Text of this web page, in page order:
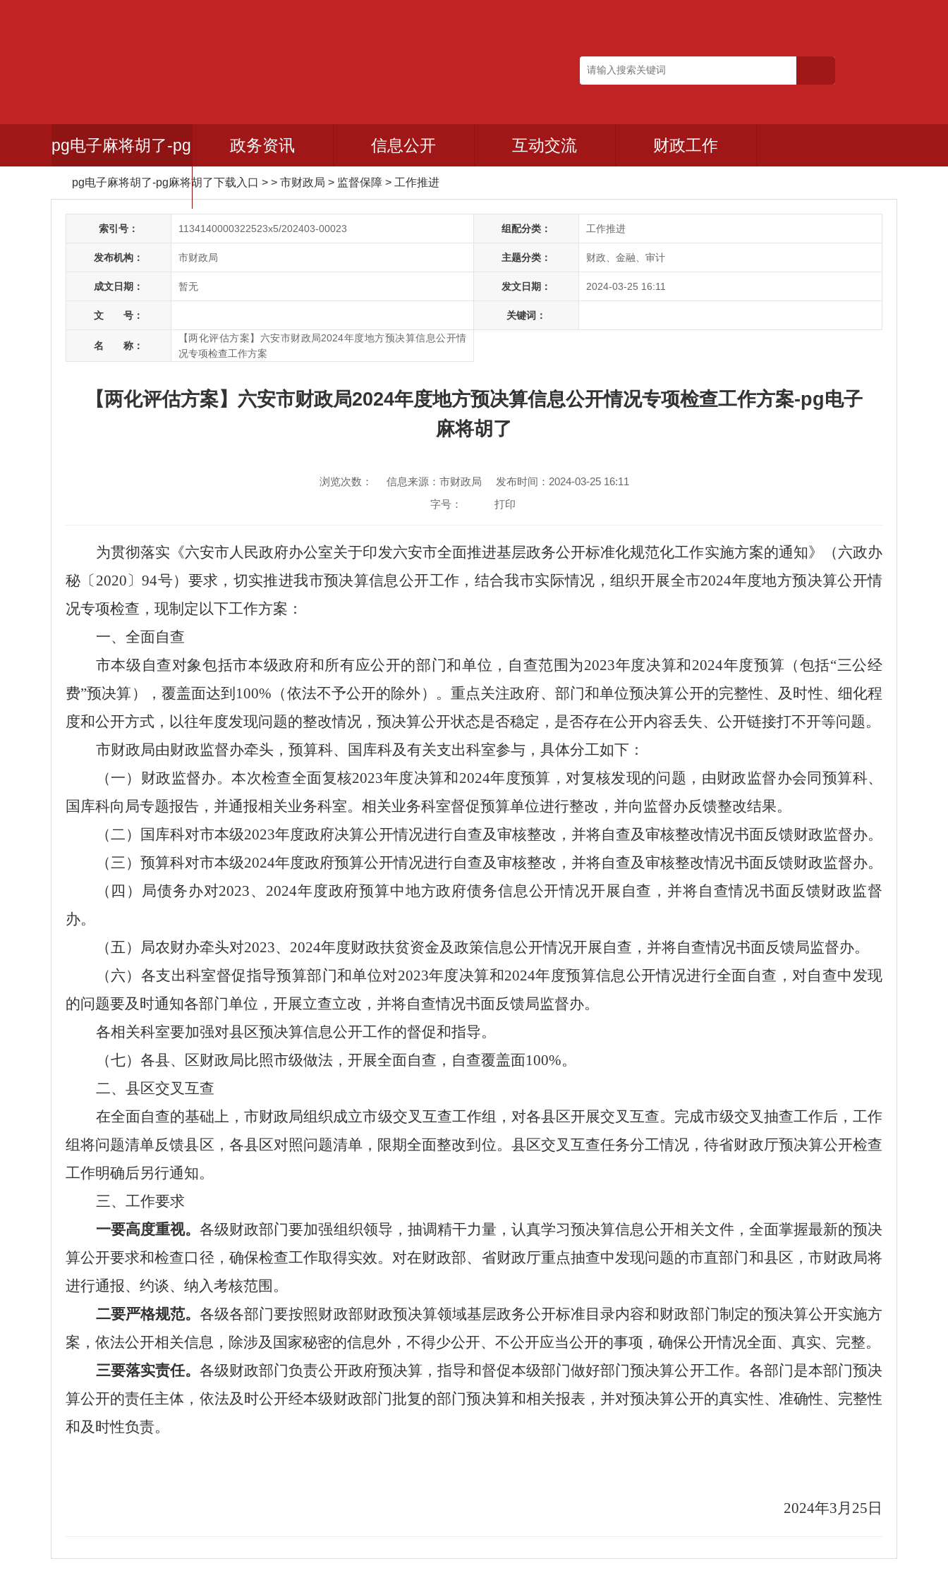
pg电子麻将胡了-pg
麻将胡了下载入口
政务资讯 信息公开 互动交流 财政工作
pg电子麻将胡了-pg麻将胡了下载入口 > > 市财政局 > 监督保障 > 工作推进
索引号： 1134140000322523x5/202403-00023 组配分类： 工作推进
发布机构： 市财政局 主题分类： 财政、金融、审计
成文日期： 暂无 发文日期： 2024-03-25 16:11
文 号： 关键词：
名 称：
【两化评估方案】六安市财政局2024年度地方预决算信息公开情
况专项检查工作方案
【两化评估方案】六安市财政局2024年度地方预决算信息公开情况专项检查工作方案-pg电子
麻将胡了
浏览次数： 信息来源：市财政局
发布时间：2024-03-25 16:11
字号：
打印
为贯彻落实《六安市人民政府办公室关于印发六安市全面推进基层政务公开标准化规范化工作实施方案的通知》（六政办
秘〔 2020〕94号）要求，切实推进我市预决算信息公开工作，结合我市实际情况，组织开展全市2024年度地方预决算公开情
况专项检查，现制定以下工作方案：
一、全面自查
市本级自查对象包括市本级政府和所有应公开的部门和单位，自查范围为2023年度决算和2024年度预算（包括“三公经
费”预决算），覆盖面达到100%（依法不予公开的除外）。重点关注政府、部门和单位预决算公开的完整性、及时性、细化程
度和公开方式，以往年度发现问题的整改情况，预决算公开状态是否稳定，是否存在公开内容丢失、公开链接打不开等问题。
市财政局由财政监督办牵头，预算科、国库科及有关支出科室参与，具体分工如下：
（一）财政监督办。本次检查全面复核2023年度决算和2024年度预算，对复核发现的问题，由财政监督办会同预算科、
国库科向局专题报告，并通报相关业务科室。相关业务科室督促预算单位进行整改，并向监督办反馈整改结果。
（二）国库科对市本级2023年度政府决算公开情况进行自查及审核整改，并将自查及审核整改情况书面反馈财政监督办。
（三）预算科对市本级2024年度政府预算公开情况进行自查及审核整改，并将自查及审核整改情况书面反馈财政监督办。
（四）局债务办对2023、 2024年度政府预算中地方政府债务信息公开情况开展自查，并将自查情况书面反馈财政监督
办。
（五）局农财办牵头对2023、 2024年度财政扶贫资金及政策信息公开情况开展自查，并将自查情况书面反馈局监督办。
（六）各支出科室督促指导预算部门和单位对2023年度决算和2024年度预算信息公开情况进行全面自查，对自查中发现
的问题要及时通知各部门单位，开展立查立改，并将自查情况书面反馈局监督办。
各相关科室要加强对县区预决算信息公开工作的督促和指导。
（七）各县、区财政局比照市级做法，开展全面自查，自查覆盖面100%。
二、县区交叉互查
在全面自查的基础上，市财政局组织成立市级交叉互查工作组，对各县区开展交叉互查。完成市级交叉抽查工作后，工作
组将问题清单反馈县区，各县区对照问题清单，限期全面整改到位。县区交叉互查任务分工情况，待省财政厅预决算公开检查
工作明确后另行通知。
三、工作要求
一要高度重视。各级财政部门要加强组织领导，抽调精干力量，认真学习预决算信息公开相关文件，全面掌握最新的预决
算公开要求和检查口径，确保检查工作取得实效。对在财政部、省财政厅重点抽查中发现问题的市直部门和县区，市财政局将
进行通报、约谈、纳入考核范围。
二要严格规范。各级各部门要按照财政部财政预决算领域基层政务公开标准目录内容和财政部门制定的预决算公开实施方
案，依法公开相关信息，除涉及国家秘密的信息外，不得少公开、不公开应当公开的事项，确保公开情况全面、真实、完整。
三要落实责任。各级财政部门负责公开政府预决算，指导和督促本级部门做好部门预决算公开工作。各部门是本部门预决
算公开的责任主体，依法及时公开经本级财政部门批复的部门预决算和相关报表，并对预决算公开的真实性、准确性、完整性
和及时性负责。
2024年3月 25 日